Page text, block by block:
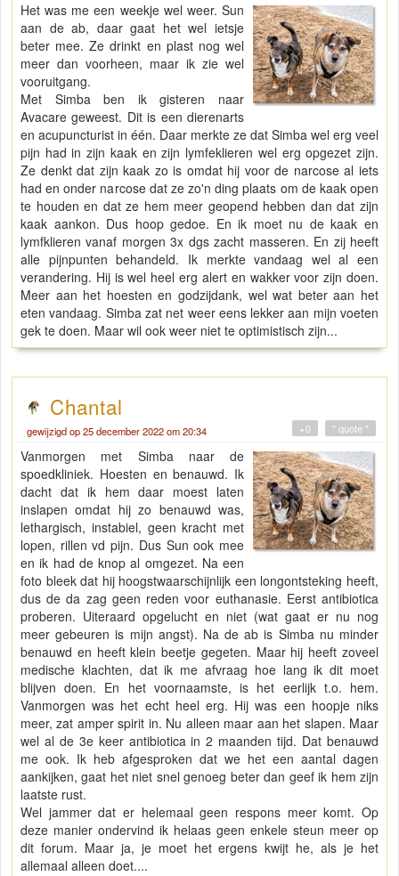
Het was me een weekje wel weer. Sun
aan de ab, daar gaat het wel ietsje
beter mee. Ze drinkt en plast nog wel
meer dan voorheen, maar ik zie wel
vooruitgang.
Met Simba ben ik gisteren naar
Avacare geweest. Dit is een dierenarts
en acupuncturist in één. Daar merkte ze dat Simba wel erg veel
pijn had in zijn kaak en zijn lymfeklieren wel erg opgezet zijn.
Ze denkt dat zijn kaak zo is omdat hij voor de narcose al iets
had en onder narcose dat ze zo'n ding plaats om de kaak open
te houden en dat ze hem meer geopend hebben dan dat zijn
kaak aankon. Dus hoop gedoe. En ik moet nu de kaak en
lymfklieren vanaf morgen 3x dgs zacht masseren. En zij heeft
alle pijnpunten behandeld. Ik merkte vandaag wel al een
verandering. Hij is wel heel erg alert en wakker voor zijn doen.
Meer aan het hoesten en godzijdank, wel wat beter aan het
eten vandaag. Simba zat net weer eens lekker aan mijn voeten
gek te doen. Maar wil ook weer niet te optimistisch zijn...
Chantal
gewijzigd op 25 december 2022 om 20:34 " quote "
+0
Vanmorgen met Simba naar de
spoedkliniek. Hoesten en benauwd. Ik
dacht dat ik hem daar moest laten
inslapen omdat hij zo benauwd was,
lethargisch, instabiel, geen kracht met
lopen, rillen vd pijn. Dus Sun ook mee
en ik had de knop al omgezet. Na een
foto bleek dat hij hoogstwaarschijnlijk een longontsteking heeft,
dus de da zag geen reden voor euthanasie. Eerst antibiotica
proberen. Uiteraard opgelucht en niet (wat gaat er nu nog
meer gebeuren is mijn angst). Na de ab is Simba nu minder
benauwd en heeft klein beetje gegeten. Maar hij heeft zoveel
medische klachten, dat ik me afvraag hoe lang ik dit moet
blijven doen. En het voornaamste, is het eerlijk t.o. hem.
Vanmorgen was het echt heel erg. Hij was een hoopje niks
meer, zat amper spirit in. Nu alleen maar aan het slapen. Maar
wel al de 3e keer antibiotica in 2 maanden tijd. Dat benauwd
me ook. Ik heb afgesproken dat we het een aantal dagen
aankijken, gaat het niet snel genoeg beter dan geef ik hem zijn
laatste rust.
Wel jammer dat er helemaal geen respons meer komt. Op
deze manier ondervind ik helaas geen enkele steun meer op
dit forum. Maar ja, je moet het ergens kwijt he, als je het
allemaal alleen doet....